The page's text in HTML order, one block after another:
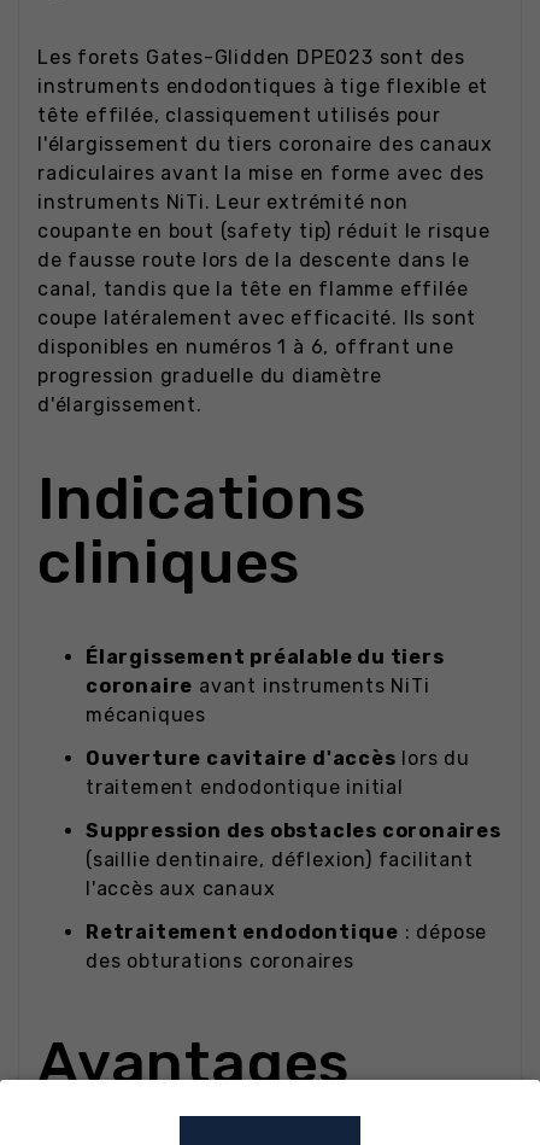
Les forets Gates-Glidden DPE023 sont des
instruments endodontiques à tige flexible et
tête effilée, classiquement utilisés pour
l'élargissement du tiers coronaire des canaux
radiculaires avant la mise en forme avec des
instruments NiTi. Leur extrémité non
coupante en bout (safety tip) réduit le risque
de fausse route lors de la descente dans le
canal, tandis que la tête en flamme effilée
coupe latéralement avec efficacité. Ils sont
disponibles en numéros 1 à 6, offrant une
progression graduelle du diamètre
d'élargissement.
Indications
cliniques
Élargissement préalable du tiers
coronaire avant instruments NiTi
mécaniques
Ouverture cavitaire d'accès lors du
traitement endodontique initial
Suppression des obstacles coronaires
(saillie dentinaire, déflexion) facilitant
l'accès aux canaux
Retraitement endodontique : dépose
des obturations coronaires
Avantages
techniques